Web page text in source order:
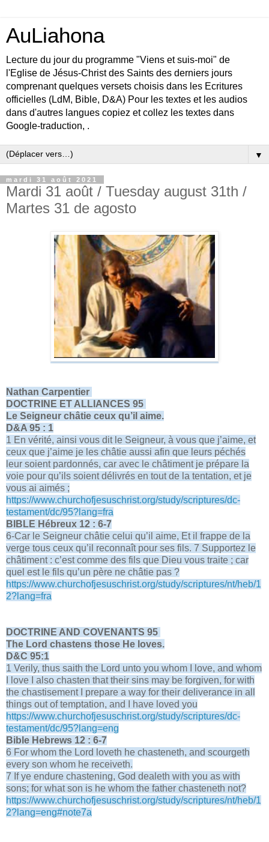
AuLiahona
Lecture du jour du programme "Viens et suis-moi" de
l'Eglise de Jésus-Christ des Saints des derniers jours
comprenant quelques versets choisis dans les Ecritures
officielles (LdM, Bible, D&A) Pour les textes et les audios
dans d'autres langues copiez et collez les textes dans
Google-traduction, .
▼
mardi 31 août 2021
Mardi 31 août / Tuesday august 31th /
Martes 31 de agosto
Nathan Carpentier
DOCTRINE ET ALLIANCES 95
Le Seigneur châtie ceux qu’il aime.
D&A 95 : 1
1 En vérité, ainsi vous dit le Seigneur, à vous que j’aime, et
ceux que j’aime je les châtie aussi afin que leurs péchés
leur soient pardonnés, car avec le châtiment je prépare la
voie pour qu’ils soient délivrés en tout de la tentation, et je
vous ai aimés ;
https://www.churchofjesuschrist.org/study/scriptures/dc-
testament/dc/95?lang=fra
BIBLE Hébreux 12 : 6-7
6-Car le Seigneur châtie celui qu’il aime, Et il frappe de la
verge tous ceux qu’il reconnaît pour ses fils. 7 Supportez le
châtiment : c’est comme des fils que Dieu vous traite ; car
quel est le fils qu’un père ne châtie pas ?
https://www.churchofjesuschrist.org/study/scriptures/nt/heb/1
2?lang=fra
DOCTRINE AND COVENANTS 95
The Lord chastens those He loves.
D&C 95:1
1 Verily, thus saith the Lord unto you whom I love, and whom
I love I also chasten that their sins may be forgiven, for with
the chastisement I prepare a way for their deliverance in all
things out of temptation, and I have loved you
https://www.churchofjesuschrist.org/study/scriptures/dc-
testament/dc/95?lang=eng
Bible Hebrews 12 : 6-7
6 For whom the Lord loveth he chasteneth, and scourgeth
every son whom he receiveth.
7 If ye endure chastening, God dealeth with you as with
sons; for what son is he whom the father chasteneth not?
https://www.churchofjesuschrist.org/study/scriptures/nt/heb/1
2?lang=eng#note7a